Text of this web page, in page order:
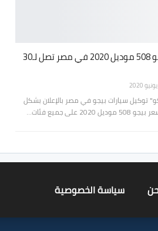
تخفيض سعر بيجو 508 موديل 2020 في مصر تصل لـ30
توكيل سيارات بيجو في مصر بالإعلان بشكل
جميع فئات…
سياسة الخصوصية